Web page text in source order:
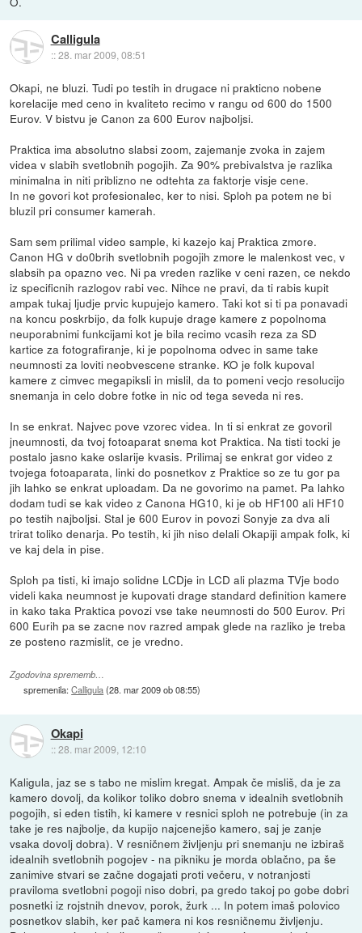
Calligula
::28. mar 2009, 08:51
Okapi, ne bluzi. Tudi po testih in drugace ni prakticno nobene
korelacije med ceno in kvaliteto recimo v rangu od 600 do 1500
Eurov. V bistvu je Canon za 600 Eurov najboljsi.
Praktica ima absolutno slabsi zoom, zajemanje zvoka in zajem
videa v slabih svetlobnih pogojih. Za 90% prebivalstva je razlika
minimalna in niti priblizno ne odtehta za faktorje visje cene.
In ne govori kot profesionalec, ker to nisi. Sploh pa potem ne bi
bluzil pri consumer kamerah.
Sam sem prilimal video sample, ki kazejo kaj Praktica zmore.
Canon HG v do0brih svetlobnih pogojih zmore le malenkost vec, v
slabsih pa opazno vec. Ni pa vreden razlike v ceni razen, ce nekdo
iz specificnih razlogov rabi vec. Nihce ne pravi, da ti rabis kupit
ampak tukaj ljudje prvic kupujejo kamero. Taki kot si ti pa ponavadi
na koncu poskrbijo, da folk kupuje drage kamere z popolnoma
neuporabnimi funkcijami kot je bila recimo vcasih reza za SD
kartice za fotografiranje, ki je popolnoma odvec in same take
neumnosti za loviti neobvescene stranke. KO je folk kupoval
kamere z cimvec megapiksli in mislil, da to pomeni vecjo resolucijo
snemanja in celo dobre fotke in nic od tega seveda ni res.
In se enkrat. Najvec pove vzorec videa. In ti si enkrat ze govoril
jneumnosti, da tvoj fotoaparat snema kot Praktica. Na tisti tocki je
postalo jasno kake oslarije kvasis. Prilimaj se enkrat gor video z
tvojega fotoaparata, linki do posnetkov z Praktice so ze tu gor pa
jih lahko se enkrat uploadam. Da ne govorimo na pamet. Pa lahko
dodam tudi se kak video z Canona HG10, ki je ob HF100 ali HF10
po testih najboljsi. Stal je 600 Eurov in povozi Sonyje za dva ali
trirat toliko denarja. Po testih, ki jih niso delali Okapiji ampak folk, ki
ve kaj dela in pise.
Sploh pa tisti, ki imajo solidne LCDje in LCD ali plazma TVje bodo
videli kaka neumnost je kupovati drage standard definition kamere
in kako taka Praktica povozi vse take neumnosti do 500 Eurov. Pri
600 Eurih pa se zacne nov razred ampak glede na razliko je treba
ze posteno razmislit, ce je vredno.
Zgodovina sprememb…
spremenila:Calligula(28. mar 2009 ob 08:55)
Okapi
::28. mar 2009, 12:10
Kaligula, jaz se s tabo ne mislim kregat. Ampak če misliš, da je za
kamero dovolj, da kolikor toliko dobro snema v idealnih svetlobnih
pogojih, si eden tistih, ki kamere v resnici sploh ne potrebuje (in za
take je res najbolje, da kupijo najcenejšo kamero, saj je zanje
vsaka dovolj dobra). V resničnem življenju pri snemanju ne izbiraš
idealnih svetlobnih pogojev - na pikniku je morda oblačno, pa še
zanimive stvari se začne dogajati proti večeru, v notranjosti
praviloma svetlobni pogoji niso dobri, pa gredo takoj po gobe dobri
posnetki iz rojstnih dnevov, porok, žurk ... In potem imaš polovico
posnetkov slabih, ker pač kamera ni kos resničnemu življenju.